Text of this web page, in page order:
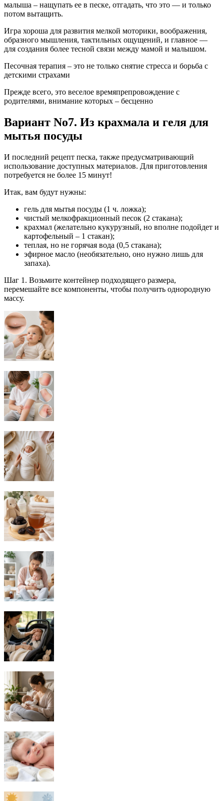
малыша – нащупать ее в песке, отгадать, что это — и только
потом вытащить.
Игра хороша для развития мелкой моторики, воображения,
образного мышления, тактильных ощущений, и главное —
для создания более тесной связи между мамой и малышом.
Песочная терапия – это не только снятие стресса и борьба с
детскими страхами
Прежде всего, это веселое времяпрепровождение с
родителями, внимание которых – бесценно
Вариант No7. Из крахмала и геля для
мытья посуды
И последний рецепт песка, также предусматривающий
использование доступных материалов. Для приготовления
потребуется не более 15 минут!
Итак, вам будут нужны:
гель для мытья посуды (1 ч. ложка);
чистый мелкофракционный песок (2 стакана);
крахмал (желательно кукурузный, но вполне подойдет и
картофельный – 1 стакан);
теплая, но не горячая вода (0,5 стакана);
эфирное масло (необязательно, оно нужно лишь для
запаха).
Шаг 1. Возьмите контейнер подходящего размера,
перемешайте все компоненты, чтобы получить однородную
массу.